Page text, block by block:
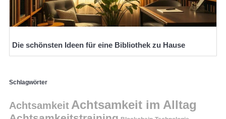
Die schönsten Ideen für eine Bibliothek zu Hause
Schlagwörter
Achtsamkeit Achtsamkeit im Alltag